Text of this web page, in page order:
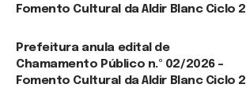
Fomento Cultural da Aldir Blanc Ciclo 2
Prefeitura anula edital de
Chamamento Público n.º 02/2026 –
Fomento Cultural da Aldir Blanc Ciclo 2